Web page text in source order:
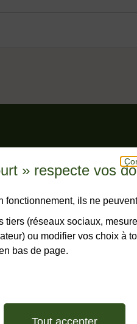
» respecte vos
ils ne
tiers (réseaux sociaux,
ou modifier vos choix à
bas de page.
Tout accepter